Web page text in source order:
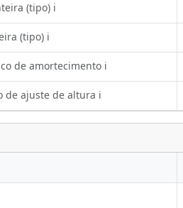
(tipo) ℹ️
(tipo) ℹ️
de amortecimento ℹ️
de ajuste de altura ℹ️